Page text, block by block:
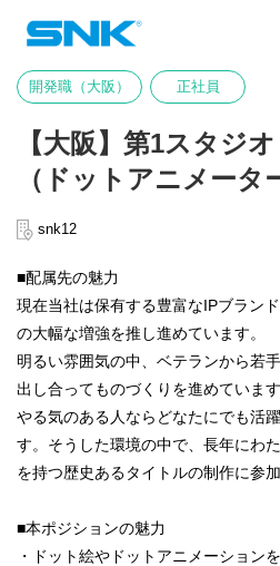
開発職（大阪） 正社員
【大阪】第1スタジ
（ドットアニメータ
snk12
■配属先の魅力
現在当社は保有する豊富なIPブラン
の大幅な増強を推し進めています。
明るい雰囲気の中、ベテランから若
出し合ってものづくりを進めています
やる気のある人ならどなたにでも活
す。そうした環境の中で、長年にわ
を持つ歴史あるタイトルの制作に参
■本ポジションの魅力
・ドット絵やドットアニメーション